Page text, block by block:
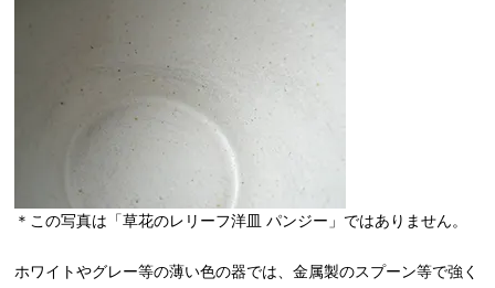
＊この写真は「草花のレリーフ洋皿 パンジー」ではありません。
ホワイトやグレー等の薄い色の器では、金属製のスプーン等で強く